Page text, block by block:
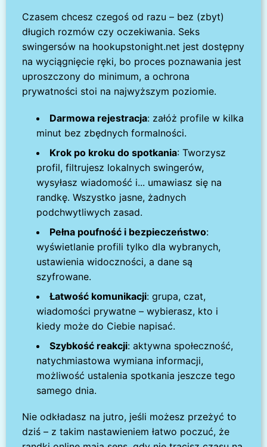
Czasem chcesz czegoś od razu – bez (zbyt)
długich rozmów czy oczekiwania. Seks
swingersów na hookupstonight.net jest dostępny
na wyciągnięcie ręki, bo proces poznawania jest
uproszczony do minimum, a ochrona
prywatności stoi na najwyższym poziomie.
Darmowa rejestracja: załóż profile w kilka
minut bez zbędnych formalności.
Krok po kroku do spotkania: Tworzysz
profil, filtrujesz lokalnych swingerów,
wysyłasz wiadomość i... umawiasz się na
randkę. Wszystko jasne, żadnych
podchwytliwych zasad.
Pełna poufność i bezpieczeństwo:
wyświetlanie profili tylko dla wybranych,
ustawienia widoczności, a dane są
szyfrowane.
Łatwość komunikacji: grupa, czat,
wiadomości prywatne – wybierasz, kto i
kiedy może do Ciebie napisać.
Szybkość reakcji: aktywna społeczność,
natychmiastowa wymiana informacji,
możliwość ustalenia spotkania jeszcze tego
samego dnia.
Nie odkładasz na jutro, jeśli możesz przeżyć to
dziś – z takim nastawieniem łatwo poczuć, że